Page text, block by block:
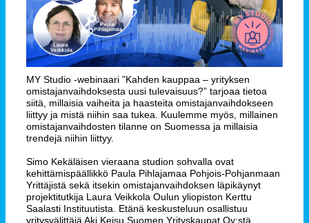
MY Studio -webinaari ”Kahden kauppaa – yrityksen
omistajanvaihdoksesta uusi tulevaisuus?” tarjoaa tietoa
siitä, millaisia vaiheita ja haasteita omistajanvaihdokseen
liittyy ja mistä niihin saa tukea. Kuulemme myös, millainen
omistajanvaihdosten tilanne on Suomessa ja millaisia
trendejä niihin liittyy.
Simo Kekäläisen vieraana studion sohvalla ovat
kehittämispäällikkö Paula Pihlajamaa Pohjois-Pohjanmaan
Yrittäjistä sekä itsekin omistajanvaihdoksen läpikäynyt
projektitutkija Laura Veikkola Oulun yliopiston Kerttu
Saalasti Instituutista. Etänä keskusteluun osallistuu
yritysvälittäjä Aki Keisu Suomen Yrityskaupat Oy:stä.